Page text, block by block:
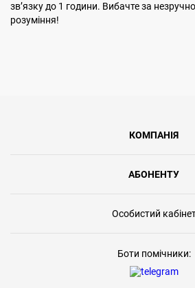
звʼязку до 1 години. Вибачте за
розуміння!
КОМПАНІЯ
АБОНЕНТУ
Особистий
Боти помічники: